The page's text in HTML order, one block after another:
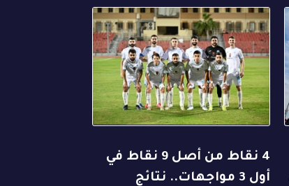
4 نقاط من أصل 9 نقاط في
أول 3 مواجهات.. نتائج